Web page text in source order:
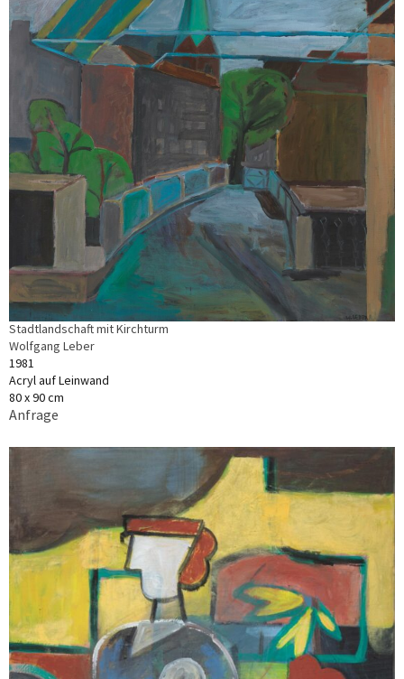
Stadtlandschaft mit Kirchturm
Wolfgang Leber
1981
Acryl auf Leinwand
80 x 90 cm
Anfrage